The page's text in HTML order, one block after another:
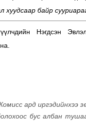
байр
Нэгдсэн
ард иргэдийнхээ
бус албан